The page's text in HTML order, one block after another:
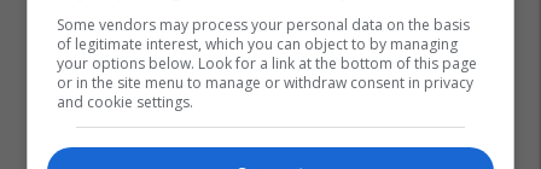
Some vendors may process your personal data on the basis
of legitimate interest, which you can object to by managing
your options below. Look for a link at the bottom of this page
or in the site menu to manage or withdraw consent in privacy
and cookie settings.